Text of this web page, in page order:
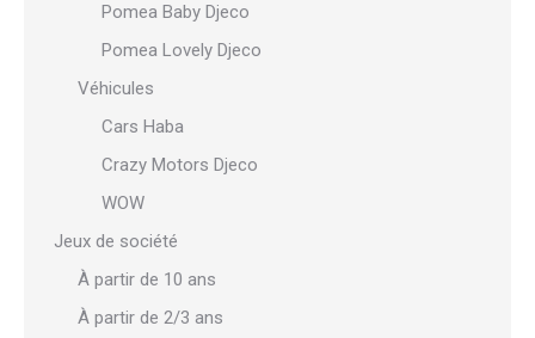
Pomea Baby Djeco
Pomea Lovely Djeco
Véhicules
Cars Haba
Crazy Motors Djeco
WOW
Jeux de société
À partir de 10 ans
À partir de 2/3 ans